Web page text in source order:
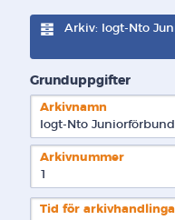
Arkiv: Iogt-Nto
Grunduppgifter
Arkivnamn
Iogt-Nto
Arkivnummer
1
Tid för